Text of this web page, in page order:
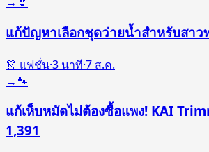
แก้ปัญหาเลือกชุดว่ายน้ำสำหรับสาว
👗 แฟชั่น·3 นาที·7 ส.ค.
→🐾
แก้เห็บหมัดไม่ต้องซื้อแพง! KAI
1,391